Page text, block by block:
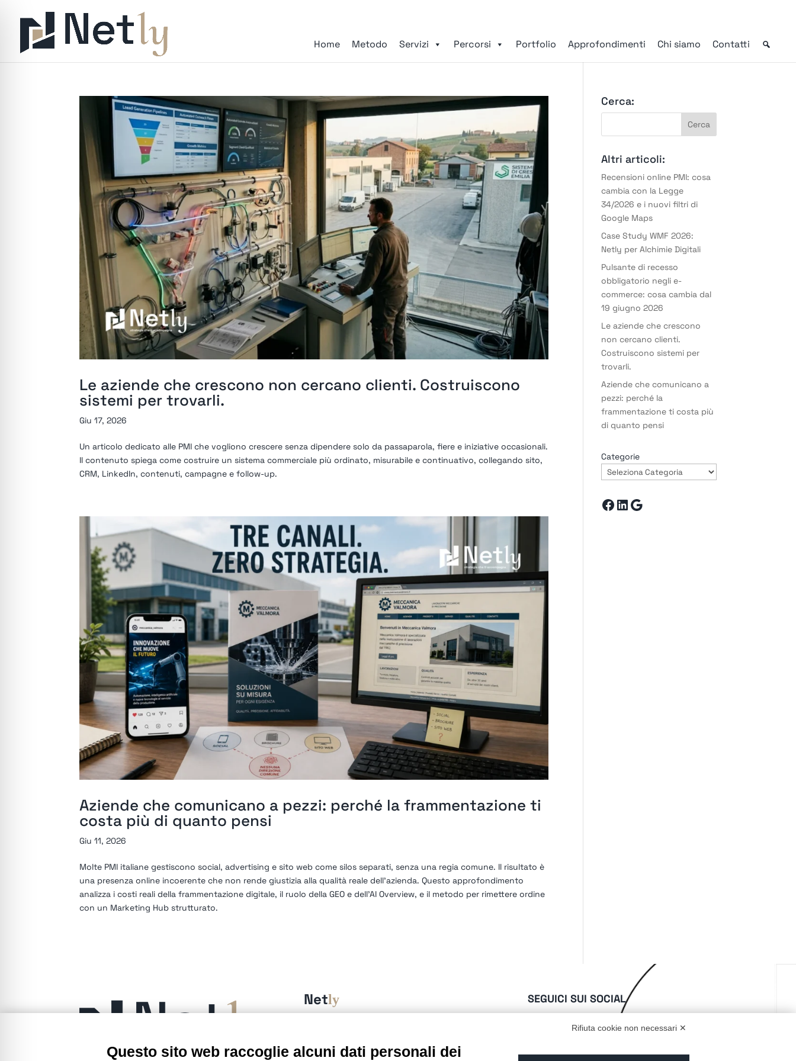
Home Metodo Servizi Percorsi Portfolio Approfondimenti Chi siamo Contatti
Le aziende che crescono non cercano clienti. Costruiscono
sistemi per trovarli.
Giu 17, 2026
Un articolo dedicato alle PMI che vogliono crescere senza dipendere solo da passaparola, fiere e iniziative occasionali.
Il contenuto spiega come costruire un sistema commerciale più ordinato, misurabile e continuativo, collegando sito,
CRM, LinkedIn, contenuti, campagne e follow-up.
Aziende che comunicano a pezzi: perché la frammentazione ti
costa più di quanto pensi
Giu 11, 2026
Molte PMI italiane gestiscono social, advertising e sito web come silos separati, senza una regia comune. Il risultato è
una presenza online incoerente che non rende giustizia alla qualità reale dell’azienda. Questo approfondimento
analizza i costi reali della frammentazione digitale, il ruolo della GEO e dell’AI Overview, e il metodo per rimettere ordine
con un Marketing Hub strutturato.
Cerca:
Altri articoli:
Recensioni online PMI: cosa
cambia con la Legge
34/2026 e i nuovi filtri di
Google Maps
Case Study WMF 2026:
Netly per Alchimie Digitali
Pulsante di recesso
obbligatorio negli e-
commerce: cosa cambia dal
19 giugno 2026
Le aziende che crescono
non cercano clienti.
Costruiscono sistemi per
trovarli.
Aziende che comunicano a
pezzi: perché la
frammentazione ti costa più
di quanto pensi
Categorie
Facebook
LinkedIn
Google
Netly
Via Elia Rainusso, 110 – 41124 Modena (MO)
SEGUICI SUI SOCIAL
Rifiuta cookie non necessari ✕
Questo sito web raccoglie alcuni dati personali dei